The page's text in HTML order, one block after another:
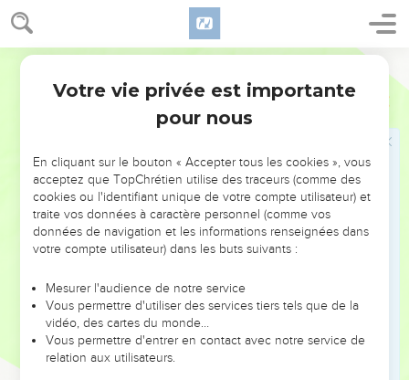
Proverbes 6
laisse pas séduire par ses paupières.
Car pour la femme prostituée on se réduit à un morceau
de pain, Et la femme mariée tend un piège à la vie
précieuse.
Quelqu'un mettra-t-il du feu dans son sein, Sans que ses
Quelqu'un marchera-t-il sur des charbons ardents, Sans
que ses pieds soient brûlés ?
Il en est de même pour celui qui va vers la femme de son
prochain : Quiconque la touche ne restera pas impuni.
satisfaire son appétit, quand il a faim ;
Si on le trouve, il fera une restitution au septuple, Il
donnera tout ce qu'il a dans sa maison.
Mais celui qui commet un adultère avec une femme est
Votre vie privée est importante
pour nous
En cliquant sur le bouton « Accepter tous les cookies », vous
acceptez que TopChrétien utilise des traceurs (comme des
cookies ou l'identifiant unique de votre compte utilisateur) et
traite vos données à caractère personnel (comme vos
données de navigation et les informations renseignées dans
votre compte utilisateur) dans les buts suivants :
Mesurer l'audience de notre service
Vous permettre d'utiliser des services tiers tels que de la
vidéo, des cartes du monde…
Vous permettre d'entrer en contact avec notre service de
relation aux utilisateurs.